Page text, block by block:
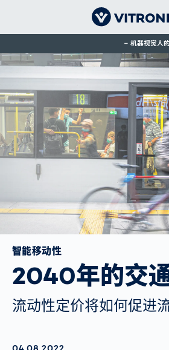
机器视觉人
智能移动性
2040年的交
流动性定价将如何促进